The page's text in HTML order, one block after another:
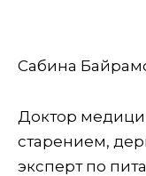
Сабина
Доктор
старением,
эксперт по